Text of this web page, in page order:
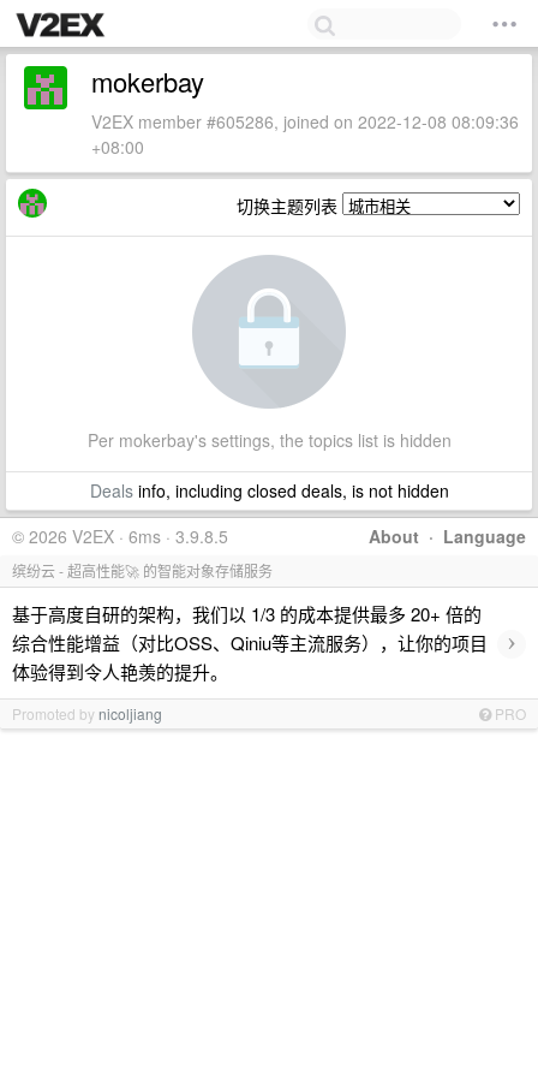
mokerbay
V2EX member #605286, joined on 2022-12-08 08:09:36
+08:00
切换主题列表
Per mokerbay's settings, the topics list is hidden
Dealsinfo, including closed deals, is not hidden
About · Language
© 2026 V2EX · 6ms · 3.9.8.5
缤纷云 - 超高性能🚀 的智能对象存储服务
基于高度自研的架构，我们以 1/3 的成本提供最多 20+ 倍的
综合性能增益（对比OSS、Qiniu等主流服务），让你的项目
体验得到令人艳羡的提升。
›
Promoted by nicoljiang PRO